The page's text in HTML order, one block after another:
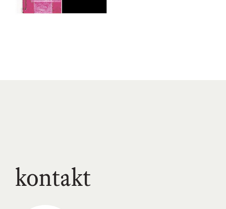
kontakt